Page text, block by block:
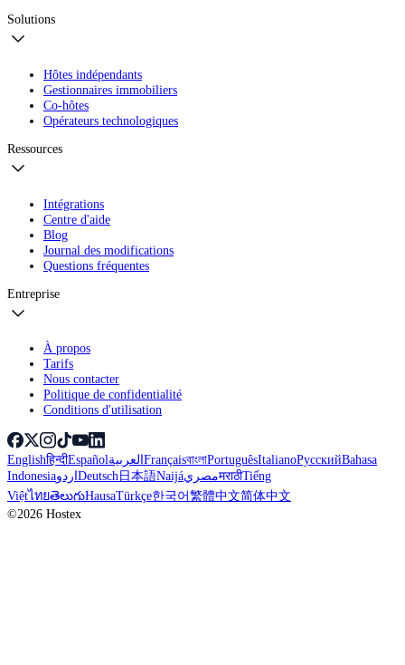
Solutions
Hôtes indépendants
Gestionnaires immobiliers
Co-hôtes
Opérateurs technologiques
Ressources
Intégrations
Centre d'aide
Blog
Journal des modifications
Questions fréquentes
Entreprise
À propos
Tarifs
Nous contacter
Politique de confidentialité
Conditions d'utilisation
Englishहिन्दीEspañolالعربيةFrançaisবাংলাPortuguêsItalianoРусскийBahasa
IndonesiaاردوDeutsch日本語NaijáمصريमराठीTiếng
ViệtไทยతెలుగుHausaTürkçe한국어繁體中文简体中文
©2026 Hostex